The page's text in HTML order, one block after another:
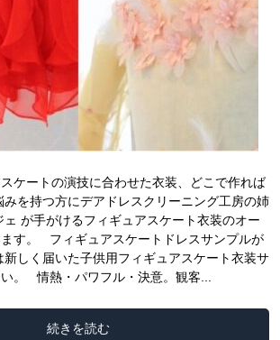
ケートの演技に合わせた衣装、どこで作れば
みを持つ方にデアドレスクリーニング工房の姉
が手がけるフィギュアスケート衣装のオー
す。 フィギュアスケートドレスサンプルが
しく届いた子供用フィギュアスケート衣装サ
。 情熱・パワフル・決意。観客...
続きを読む